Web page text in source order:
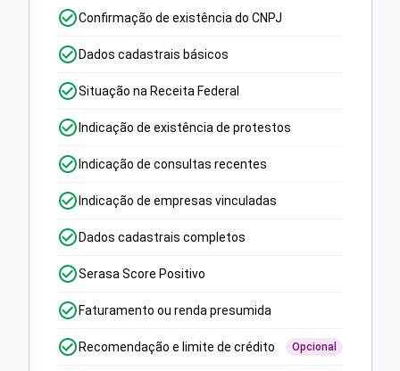
Confirmação de existência do CNPJ
Dados cadastrais básicos
Situação na Receita Federal
Indicação de existência de protestos
Indicação de consultas recentes
Indicação de empresas vinculadas
Dados cadastrais completos
Serasa Score Positivo
Faturamento ou renda presumida
Recomendação e limite de crédito Opcional